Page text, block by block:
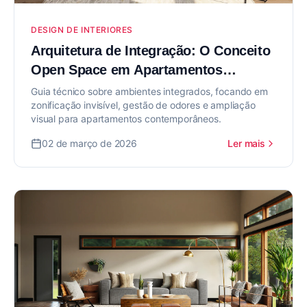
DESIGN DE INTERIORES
Arquitetura de Integração: O Conceito
Open Space em Apartamentos
Modernos
Guia técnico sobre ambientes integrados, focando em
zonificação invisível, gestão de odores e ampliação
visual para apartamentos contemporâneos.
02 de março de 2026 Ler mais